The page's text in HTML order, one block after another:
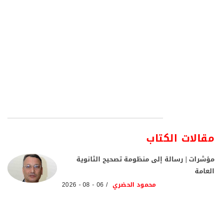
مقالات الكتاب
مؤشرات | رسالة إلى منظومة تصحيح الثانوية
العامة
محمود الحضري 06 - 08 - 2026